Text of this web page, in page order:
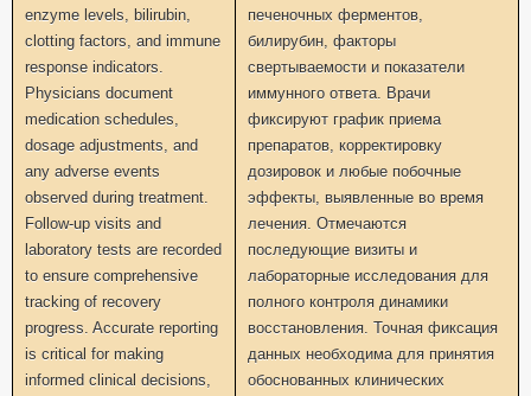
enzyme levels, bilirubin,
clotting factors, and immune
response indicators.
Physicians document
medication schedules,
dosage adjustments, and
any adverse events
observed during treatment.
Follow-up visits and
laboratory tests are recorded
to ensure comprehensive
tracking of recovery
progress. Accurate reporting
is critical for making
informed clinical decisions,
печеночных ферментов,
билирубин, факторы
свертываемости и показатели
иммунного ответа. Врачи
фиксируют график приема
препаратов, корректировку
дозировок и любые побочные
эффекты, выявленные во время
лечения. Отмечаются
последующие визиты и
лабораторные исследования для
полного контроля динамики
восстановления. Точная фиксация
данных необходима для принятия
обоснованных клинических